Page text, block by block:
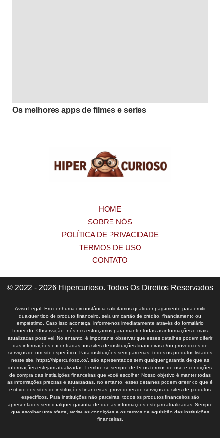
Os melhores apps de filmes e series
HOME
SOBRE NÓS
POLÍTICA DE PRIVACIDADE
TERMOS DE USO
CONTATO
© 2022 - 2026 Hipercurioso. Todos Os Direitos Reservados
Aviso Legal: Em nenhuma circunstância solicitamos qualquer pagamento para emitir
qualquer tipo de produto financeiro, seja um cartão de crédito, financiamento ou
empréstimo. Caso isso aconteça, informe-nos imediatamente através do formulário
fornecido. Observação: nós nos esforçamos para manter todas as informações o mais
atualizadas possível. No entanto, é importante observar que esses detalhes podem diferir
das informações encontradas nos sites de instituições financeiras e/ou provedores de
serviços de um site específico. Para instituições sem parcerias, todos os produtos listados
neste site, https://hipercurioso.co/, são apresentados sem qualquer garantia de que as
informações estejam atualizadas. Lembre-se sempre de ler os termos de uso e condições
de compra das instituições financeiras que você escolher. Nosso objetivo é manter todas
as informações precisas e atualizadas. No entanto, esses detalhes podem diferir do que é
exibido nos sites de instituições financeiras, provedores de serviços ou sites de produtos
específicos. Para instituições não parceiras, todos os produtos financeiros são
apresentados sem qualquer garantia de que as informações estejam atualizadas. Sempre
que escolher uma oferta, revise as condições e os termos de aquisição das instituições
financeiras.